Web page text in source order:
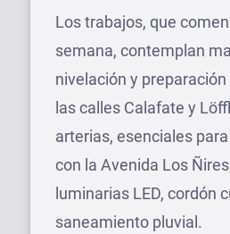
Los trabajos, que
semana, contemplan
nivelación y
las calles Calafate y
arterias, esenciales
con la Avenida Los
luminarias LED, cordón
saneamiento pluvial.